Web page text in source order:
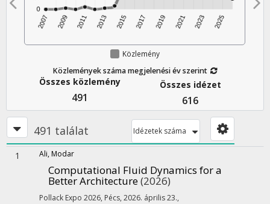
Közlemény
Közlemények száma megjelenési év szerint
Összes közlemény
491
Összes idézet
616
491 találat Idézetek száma
1 Ali, Modar
Computational Fluid Dynamics for a
Better Architecture(2026)
Pollack Expo 2026, Pécs, 2026. április 23.,